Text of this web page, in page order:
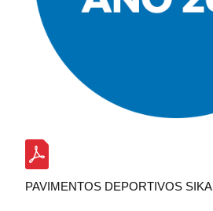
PAVIMENTOS DEPORTIVOS SIKA